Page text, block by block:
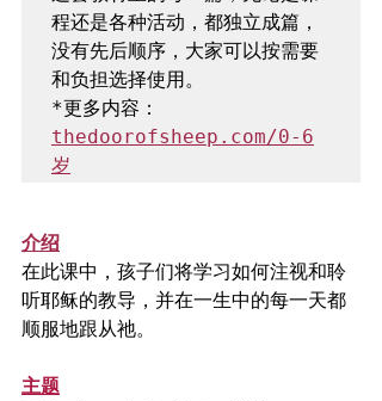
程还是各种活动，都独立成篇，
没有先后顺序，大家可以按需要
和负担选择使用。
*更多内容：
thedoorofsheep.com/0-6
岁
介绍
在此课中，孩子们将学习如何注视和聆
听耶稣的教导，并在一生中的每一天都
顺服地跟从祂。
主题